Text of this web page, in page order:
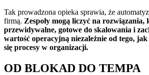
Tak prowadzona opieka sprawia, że
firmą. Zespoły mogą liczyć na rozwiązania,
przewidywalne, gotowe do skalowania i
wartość operacyjną niezależnie od tego,
się procesy w organizacji.
OD BLOKAD DO TEMPA